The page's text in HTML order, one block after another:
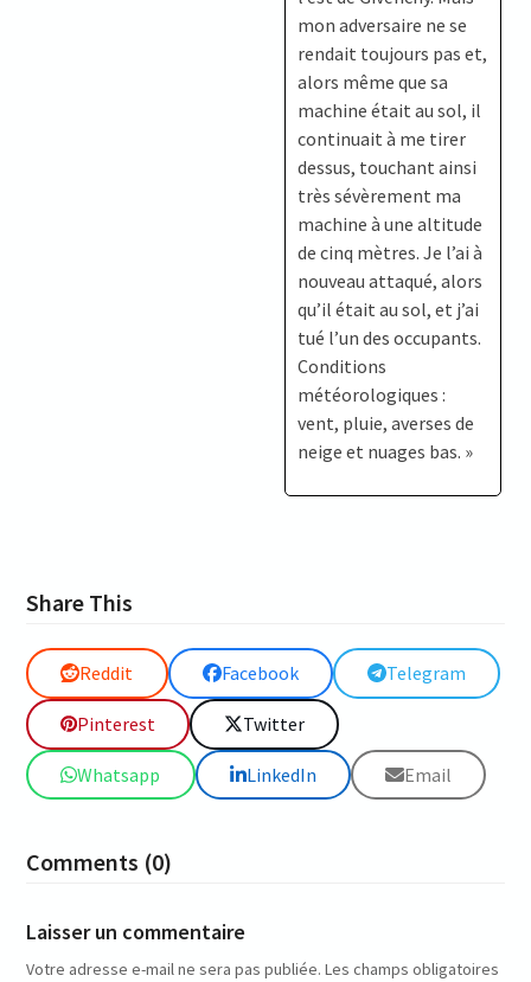
mon adversaire ne se
rendait toujours pas et,
alors même que sa
machine était au sol, il
continuait à me tirer
dessus, touchant ainsi
très sévèrement ma
machine à une altitude
de cinq mètres. Je l’ai à
nouveau attaqué, alors
qu’il était au sol, et j’ai
tué l’un des occupants.
Conditions
météorologiques :
vent, pluie, averses de
neige et nuages bas. »
Share This
Reddit Facebook Telegram
Pinterest Twitter
Whatsapp LinkedIn Email
Comments (0)
Laisser un commentaire
Votre adresse e-mail ne sera pas publiée. Les champs obligatoires